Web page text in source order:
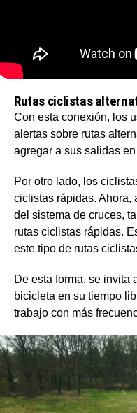
Rutas ciclistas
Con esta conexión, los
alertas sobre rutas
agregar a sus salidas
Por otro lado, los
ciclistas rápidas. Ahora,
del sistema de cruces,
rutas ciclistas rápidas.
este tipo de rutas
De esta forma, se invita
bicicleta en su tiempo
trabajo con más